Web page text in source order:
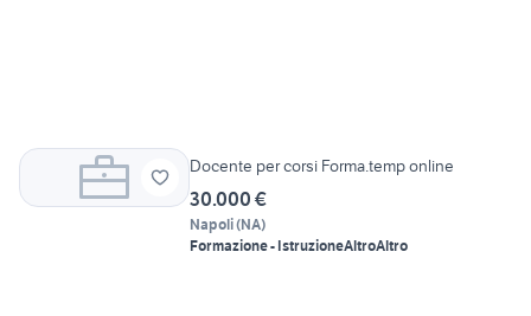
Docente per corsi Forma.temp online
30.000 €
Napoli(NA)
Formazione - IstruzioneAltroAltro